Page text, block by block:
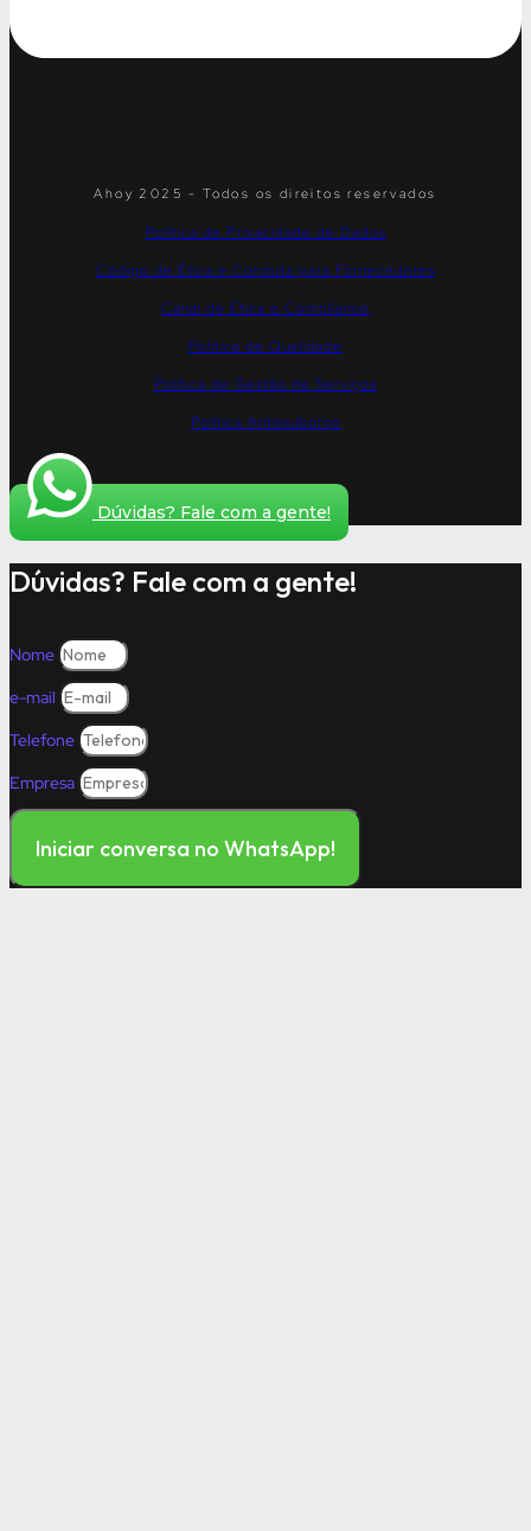
Ahoy 2025 - Todos os direitos reservados
Política de Privacidade de Dados
Código de Ética e Conduta para Fornecedores
Canal de Ética e Compliance
Política de Qualidade
Política de Gestão de Serviços
Política Antissuborno
Dúvidas? Fale com a gente!
Dúvidas? Fale com a gente!
Nome
e-mail
Telefone
Empresa
Iniciar conversa no WhatsApp!